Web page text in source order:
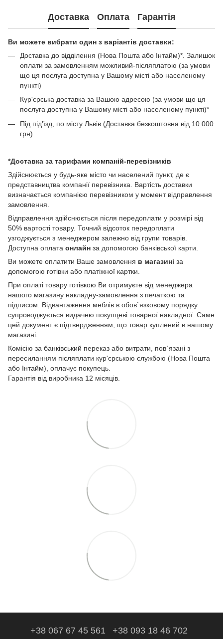
Доставка Оплата Гарантія
Ви можете вибрати один з варіантів доставки:
Доставка до відділення (Нова Пошта або Інтайм)*. Залишок
оплати за замовленням можливий-післяплатою (за умови
що ця послуга доступна у Вашому місті або населеному
пункті)
Кур'єрська доставка за Вашою адресою (за умови що ця
послуга доступна у Вашому місті або населеному пункті)*
Під під'їзд, по місту Львів (Доставка безкоштовна від 10 000
грн)
*Доставка за тарифами компаній-перевізників
Здійснюється у будь-яке місто чи населений пункт, де є
представництва компанії перевізника. Вартість доставки
визначається компанією перевізником у момент відправлення
замовлення.
Відправлення здійснюється після передоплати у розмірі від
50% вартості товару. Точний відсоток передоплати
узгоджується з менеджером залежно від групи товарів.
Доступна оплата онлайн за допомогою банківської карти.
Ви можете оплатити Ваше замовлення в магазині за
допомогою готівки або платіжної картки.
При оплаті товару готівкою Ви отримуєте від менеджера
нашого магазину накладну-замовлення з печаткою та
підписом. Відвантаження меблів в обов`язковому порядку
супроводжується видачею покупцеві товарної накладної. Саме
цей документ є підтвердженням, що товар куплений в нашому
магазині.
Комісію за банківський переказ або витрати, пов`язані з
пересиланням післяплати кур'єрською службою (Нова Пошта
або Інтайм), оплачує покупець.
Гарантія від виробника 12 місяців.
+38 067 67 45 561 +38 093 18 46 702